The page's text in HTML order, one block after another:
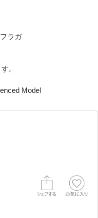
ラガ
。
Model